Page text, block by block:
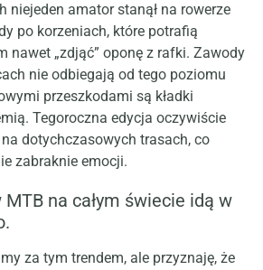
niejeden amator stanął na rowerze
po korzeniach, które potrafią
nawet „zdjąć” oponę z rafki. Zawody
nie odbiegają od tego poziomu
przeszkodami są kładki
Tegoroczna edycja oczywiście
dotychczasowych trasach, co
zabraknie emocji.
na całym świecie idą w
za tym trendem, ale przyznaję, że